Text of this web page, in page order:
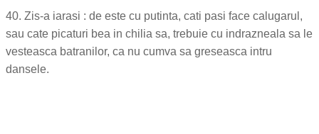
40. Zis-a iarasi : de este cu putinta, cati pasi face calugarul,
sau cate picaturi bea in chilia sa, trebuie cu indrazneala sa le
vesteasca batranilor, ca nu cumva sa greseasca intru
dansele.